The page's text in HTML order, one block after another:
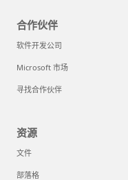
合作伙伴
软件开发公司
Microsoft 市场
寻找合作伙伴
资源
文件
部落格